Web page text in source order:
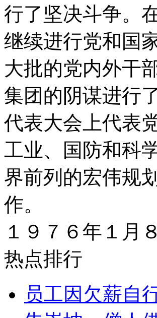
行了坚决斗争。
继续进行党和国
大批的党内外干
集团的阴谋进行
代表大会上代表
工业、国防和科
界前列的宏伟规
作。
１９７６年１月
热点排行
员工因欠薪自